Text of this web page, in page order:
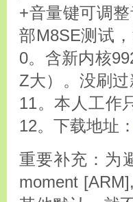
+音量键可调
部M8SE测试
0。含新内核
Z大）。没刷
11。本人工作
12。下载地址：
重要补充：为
moment